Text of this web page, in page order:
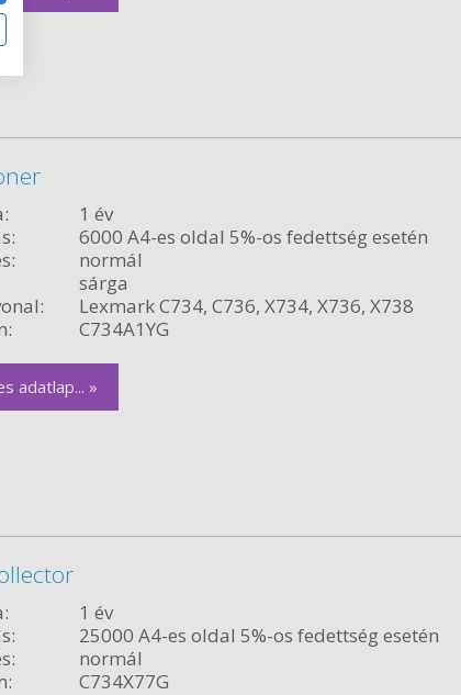
1 év
6000 A4-es oldal 5%-os fedettség esetén
normál
sárga
Lexmark C734, C736, X734, X736, X738
C734A1YG
adatlap... »
1 év
25000 A4-es oldal 5%-os fedettség esetén
normál
C734X77G